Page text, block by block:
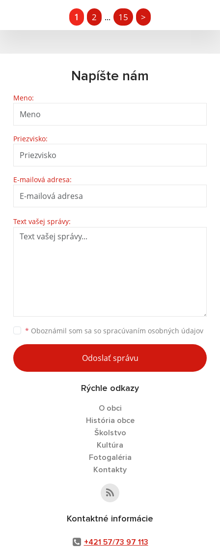
1 2 ... 15 >
Napíšte nám
Meno:
Priezvisko:
E-mailová adresa:
Text vašej správy:
* Oboznámil som sa so spracúvaním osobných údajov
Odoslať správu
Rýchle odkazy
O obci
História obce
Školstvo
Kultúra
Fotogaléria
Kontakty
Kontaktné informácie
+421 57/73 97 113